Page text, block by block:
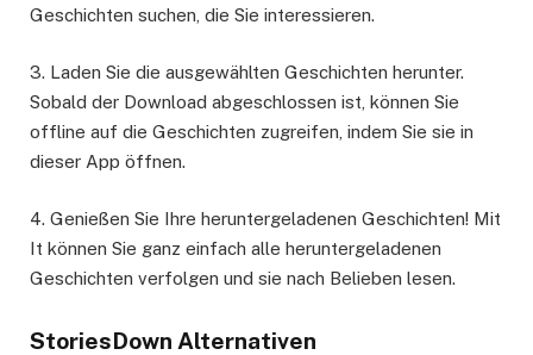
Geschichten suchen, die Sie interessieren.
3. Laden Sie die ausgewählten Geschichten herunter.
Sobald der Download abgeschlossen ist, können Sie
offline auf die Geschichten zugreifen, indem Sie sie in
dieser App öffnen.
4. Genießen Sie Ihre heruntergeladenen Geschichten! Mit
It können Sie ganz einfach alle heruntergeladenen
Geschichten verfolgen und sie nach Belieben lesen.
StoriesDown Alternativen